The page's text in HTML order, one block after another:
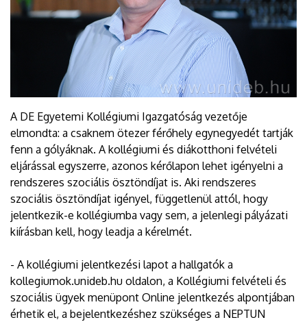
A DE Egyetemi Kollégiumi Igazgatóság vezetője
elmondta: a csaknem ötezer férőhely egynegyedét tartják
fenn a gólyáknak. A kollégiumi és diákotthoni felvételi
eljárással egyszerre, azonos kérőlapon lehet igényelni a
rendszeres szociális ösztöndíjat is. Aki rendszeres
szociális ösztöndíjat igényel, függetlenül attól, hogy
jelentkezik-e kollégiumba vagy sem, a jelenlegi pályázati
kiírásban kell, hogy leadja a kérelmét.
- A kollégiumi jelentkezési lapot a hallgatók a
kollegiumok.unideb.hu oldalon, a Kollégiumi felvételi és
szociális ügyek menüpont Online jelentkezés alpontjában
érhetik el, a bejelentkezéshez szükséges a NEPTUN